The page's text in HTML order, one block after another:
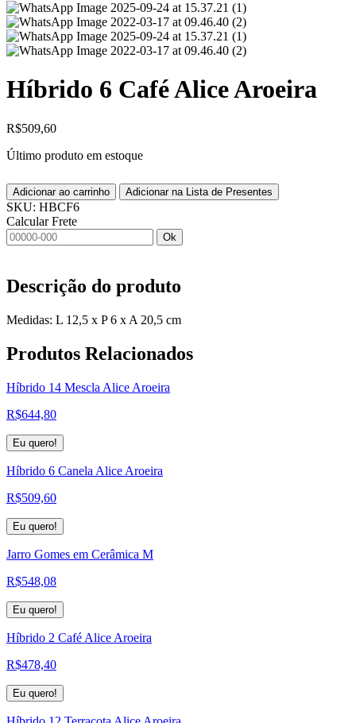
Híbrido 6 Café Alice Aroeira
R$509,60
Último produto em estoque
Adicionar ao carrinho Adicionar na Lista de Presentes
SKU: HBCF6
Calcular Frete
Ok
Descrição do produto
Medidas: L 12,5 x P 6 x A 20,5 cm
Produtos Relacionados
Híbrido 14 Mescla Alice Aroeira
R$644,80
Eu quero!
Híbrido 6 Canela Alice Aroeira
R$509,60
Eu quero!
Jarro Gomes em Cerâmica M
R$548,08
Eu quero!
Híbrido 2 Café Alice Aroeira
R$478,40
Eu quero!